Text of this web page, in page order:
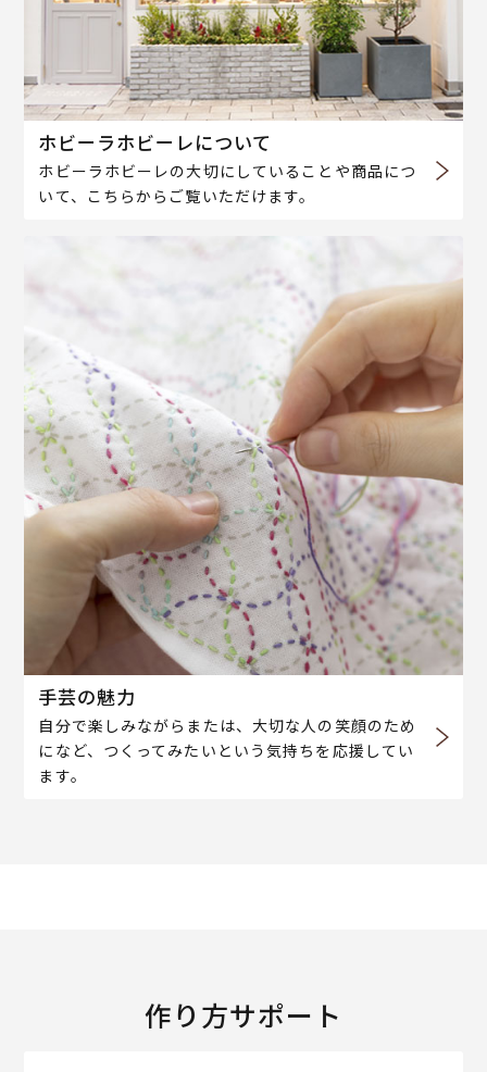
ホビーラホビーレについて
ホビーラホビーレの大切にしていることや商品につ
いて、こちらからご覧いただけます。
手芸の魅力
自分で楽しみながらまたは、大切な人の笑顔のため
になど、つくってみたいという気持ちを応援してい
ます。
作り方サポート